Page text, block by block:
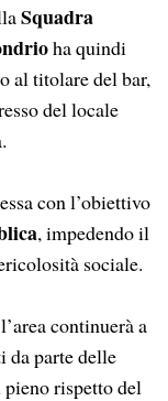
Squadra
ha quindi
al titolare del bar,
del locale
con l’obiettivo
, impedendo il
sociale.
continuerà a
da parte delle
rispetto del